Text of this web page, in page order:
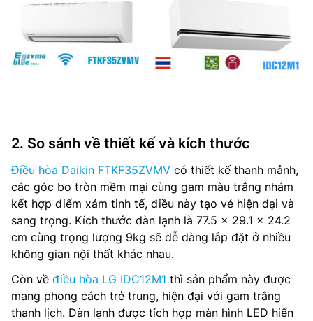
2. So sánh về thiết kế và kích thước
Điều hòa Daikin FTKF35ZVMV có thiết kế thanh mảnh,
các góc bo tròn mềm mại cùng gam màu trắng nhám
kết hợp điểm xám tinh tế, điều này tạo vẻ hiện đại và
sang trọng. Kích thước dàn lạnh là 77.5 x 29.1 x 24.2
cm cùng trọng lượng 9kg sẽ dễ dàng lắp đặt ở nhiều
không gian nội thất khác nhau.
Còn về điều hòa LG IDC12M1 thì sản phẩm này được
mang phong cách trẻ trung, hiện đại với gam trắng
thanh lịch. Dàn lạnh được tích hợp màn hình LED hiển